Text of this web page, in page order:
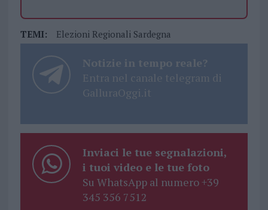
TEMI: Elezioni Regionali Sardegna
Notizie in tempo reale?
Entra nel canale telegram di
GalluraOggi.it
Inviaci le tue segnalazioni,
i tuoi video e le tue foto
Su WhatsApp al numero +39
345 356 7512